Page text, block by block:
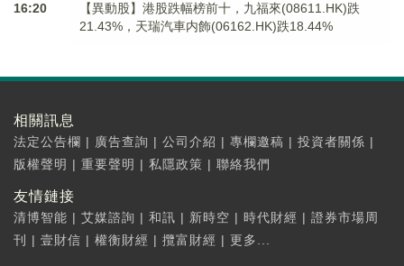
16:20
【異動股】港股跌幅榜前十，九福來(08611.HK)跌
21.43%，天瑞汽車内飾(06162.HK)跌18.44%
相關訊息
法定公告欄 | 廣告查詢 | 公司介紹 | 專欄邀稿 | 投資者關係 |
版權聲明 | 重要聲明 | 私隱政策 | 聯絡我們
友情鏈接
清博智能 | 艾媒諮詢 | 和訊 | 新時空 | 時代財經 | 證券市場周
刊
| 壹財信 | 權衡財經 | 攬富財經 | 更多...